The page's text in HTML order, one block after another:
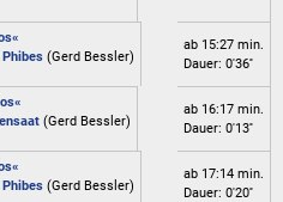
Phibes (Gerd Bessler)
ab 15:27 min.
Dauer: 0'36''
(Gerd Bessler)
ab 16:17 min.
Dauer: 0'13''
Phibes (Gerd Bessler)
ab 17:14 min.
Dauer: 0'20''